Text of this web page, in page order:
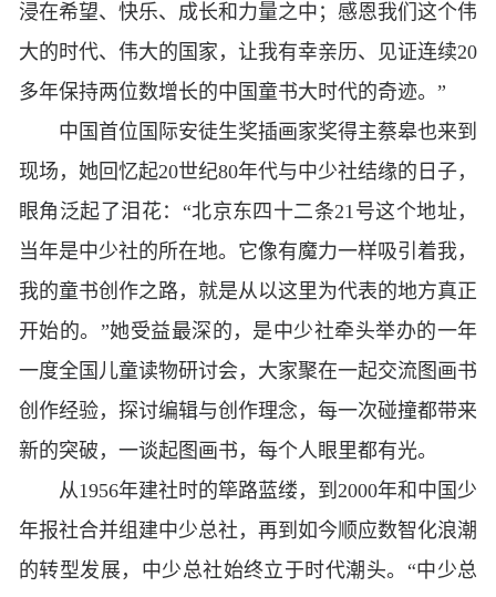
浸在希望、快乐、成长和力量之中；感恩我们这个伟
大的时代、伟大的国家，让我有幸亲历、见证连续20
多年保持两位数增长的中国童书大时代的奇迹。”
中国首位国际安徒生奖插画家奖得主蔡皋也来到
现场，她回忆起20世纪80年代与中少社结缘的日子，
眼角泛起了泪花：“北京东四十二条21号这个地址，
当年是中少社的所在地。它像有魔力一样吸引着我，
我的童书创作之路，就是从以这里为代表的地方真正
开始的。”她受益最深的，是中少社牵头举办的一年
一度全国儿童读物研讨会，大家聚在一起交流图画书
创作经验，探讨编辑与创作理念，每一次碰撞都带来
新的突破，一谈起图画书，每个人眼里都有光。
从1956年建社时的筚路蓝缕，到2000年和中国少
年报社合并组建中少总社，再到如今顺应数智化浪潮
的转型发展，中少总社始终立于时代潮头。“中少总